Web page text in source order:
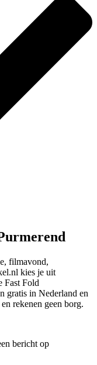
filmavond,
kies je uit
Fast Fold
gratis in Nederland en
rekenen geen borg.
bericht op